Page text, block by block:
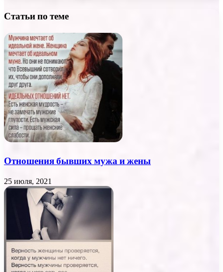
Статьи по теме
Отношения бывших мужа и жены
25 июля, 2021